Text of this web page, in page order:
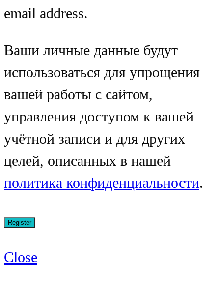
email address.
Ваши личные данные будут
использоваться для упрощения
вашей работы с сайтом,
управления доступом к вашей
учётной записи и для других
целей, описанных в нашей
политика конфиденциальности.
Close